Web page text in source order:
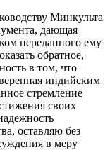
Минкульта
дающая
переданного ему
обратное,
в том, что
индийским
стремление
своих
оставляю без
в меру